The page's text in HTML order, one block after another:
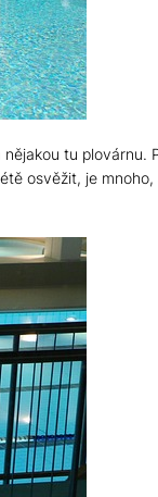
tu
osvěžit, je